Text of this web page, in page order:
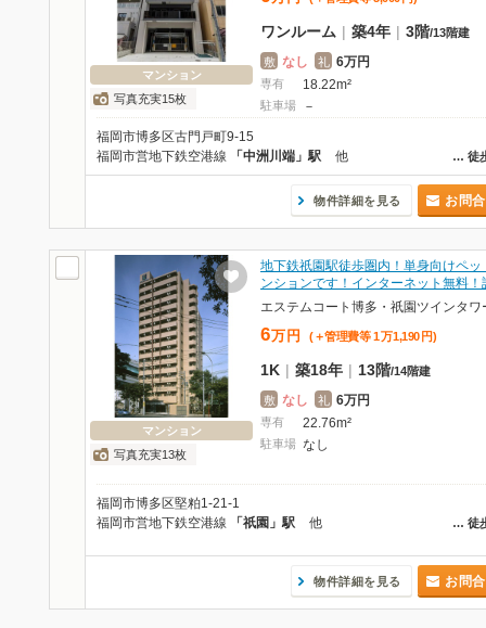
マンション
写真充実15枚
ワンルーム | 築4年 | 3階/13階建
敷 なし 礼 6万円
専有 18.22m²
駐車場
－
福岡市博多区古門戸町9-15
… 徒
福岡市営地下鉄空港線 「中洲川端」駅 他
物件詳細を見る お問
マンション
写真充実13枚
地下鉄祇園駅徒歩圏内！単身向けペッ
ンションです！インターネット無料
エステムコート博多・祇園ツインタワ
6万 円 (＋管理費等 1万1,190 円)
1K | 築18年 | 13階/14階建
敷 なし 礼 6万円
専有 22.76m²
駐車場 なし
福岡市博多区堅粕1-21-1
… 徒
福岡市営地下鉄空港線 「祇園」駅 他
物件詳細を見る お問